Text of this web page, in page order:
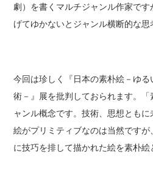
劇）を書くマルチジャンル作家で
げてゆかないとジャンル横断的な思
今回は珍しく『日本の素朴絵－ゆ
術－』展を批判しておられます。
ャンル概念です。技術、思想とも
絵がプリミティブなのは当然です
に技巧を排して描かれた絵を素朴絵